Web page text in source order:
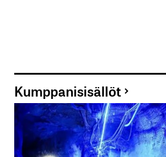
Kumppanisisällöt